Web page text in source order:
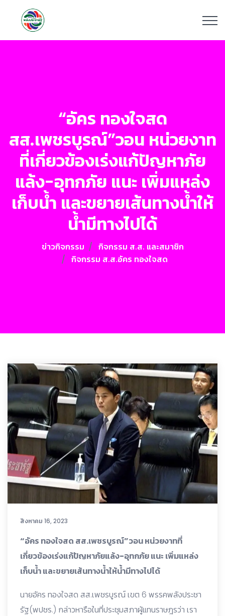
“อัคร ทองใจสด
สส.เพชรบูรณ์”วอน หน่วยงาท
ที่เกี่ยวข้องเร่งแก้ปัญหาภัย
แล้ง-อุทกภัย แนะ เพิ่มแหล่ง
เก็บน้ำ และขยายเส้นทางน้ำให้
น้ำมีทางไปได้
ข่าวกิจกรรม
กิจกรรม ส.ส. และสมาชิก
กิจกรรม ส.ส.อัคร ทองใจสด
สิงหาคม 16, 2023
“อัคร ทองใจสด สส.เพชรบูรณ์”วอน หน่วยงาทที่
เกี่ยวข้องเร่งแก้ปัญหาภัยแล้ง-อุทกภัย แนะ เพิ่มแหล่ง
เก็บน้ำ และขยายเส้นทางน้ำให้น้ำมีทางไปได้
นายอัคร ทองใจสด สส.เพชรบูรณ์ เขต 6 พรรคพลังประชา
รัฐ(พปชร.) กล่าวหารือในที่ประชุมสภาผู้แทนราษฎรว่า เรา